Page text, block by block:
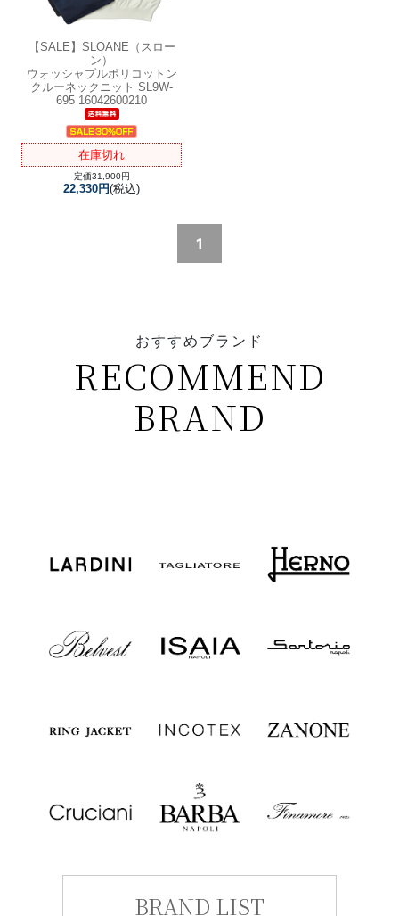
【SALE】 SLOANE（スロー
ン）
ウォッシャブルポリコットン
クルーネックニット SL9W-
695 16042600210
在庫切れ
定価31,900円
22,330円(税込)
1
おすすめブランド
RECOMMEND
BRAND
BRAND LIST